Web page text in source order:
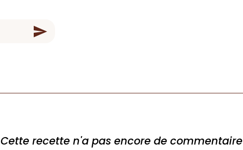
Cette recette n'a pas encore de commentaire